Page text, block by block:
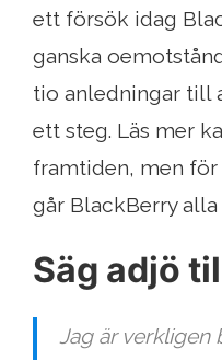
ett försök idag
ganska
tio anledningar till
ett steg. Läs mer
framtiden, men för
går BlackBerry
Säg adjö
Jag är verkligen